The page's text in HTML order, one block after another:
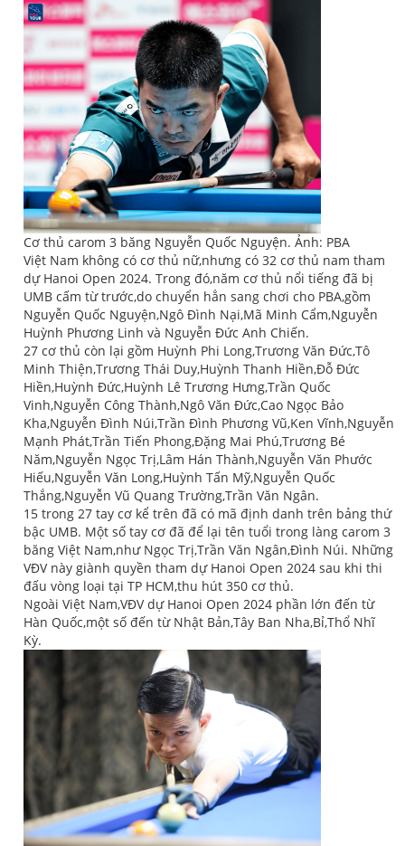
Cơ thủ carom 3 băng Nguyễn Quốc Nguyện. Ảnh: PBA
Việt Nam không có cơ thủ nữ,nhưng có 32 cơ thủ nam tham
dự Hanoi Open 2024. Trong đó,năm cơ thủ nổi tiếng đã bị
UMB cấm từ trước,do chuyển hẳn sang chơi cho PBA,gồm
Nguyễn Quốc Nguyện,Ngô Đình Nại,Mã Minh Cẩm,Nguyễn
Huỳnh Phương Linh và Nguyễn Đức Anh Chiến.
27 cơ thủ còn lại gồm Huỳnh Phi Long,Trương Văn Đức,Tô
Minh Thiện,Trương Thái Duy,Huỳnh Thanh Hiền,Đỗ Đức
Hiền,Huỳnh Đức,Huỳnh Lê Trương Hưng,Trần Quốc
Vinh,Nguyễn Công Thành,Ngô Văn Đức,Cao Ngọc Bảo
Kha,Nguyễn Đình Núi,Trần Đình Phương Vũ,Ken Vĩnh,Nguyễn
Mạnh Phát,Trần Tiến Phong,Đặng Mai Phú,Trương Bé
Năm,Nguyễn Ngọc Trị,Lâm Hán Thành,Nguyễn Văn Phước
Hiếu,Nguyễn Văn Long,Huỳnh Tấn Mỹ,Nguyễn Quốc
Thắng,Nguyễn Vũ Quang Trường,Trần Văn Ngân.
15 trong 27 tay cơ kể trên đã có mã định danh trên bảng thứ
bậc UMB. Một số tay cơ đã để lại tên tuổi trong làng carom 3
băng Việt Nam,như Ngọc Trị,Trần Văn Ngân,Đình Núi. Những
VĐV này giành quyền tham dự Hanoi Open 2024 sau khi thi
đấu vòng loại tại TP HCM,thu hút 350 cơ thủ.
Ngoài Việt Nam,VĐV dự Hanoi Open 2024 phần lớn đến từ
Hàn Quốc,một số đến từ Nhật Bản,Tây Ban Nha,Bỉ,Thổ Nhĩ
Kỳ.